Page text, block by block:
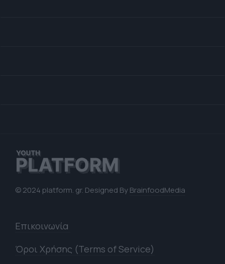
© 2024 platform. gr. Designed ByBrainfoodMedia
Επικοινωνία
Όροι Χρήσης (Terms of Service)